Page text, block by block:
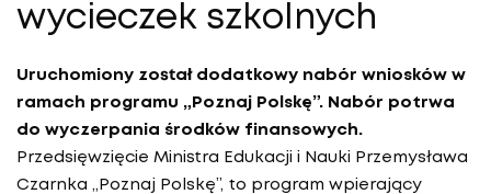
wycieczek szkolnych
Uruchomiony został dodatkowy nabór wniosków w
ramach programu „Poznaj Polskę”. Nabór potrwa
do wyczerpania środków finansowych.
Przedsięwzięcie Ministra Edukacji i Nauki Przemysława
Czarnka „Poznaj Polskę”, to program wpierający